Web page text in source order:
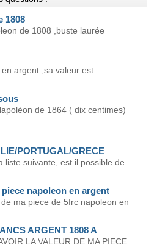
1808
de 1808 ,buste laurée
argent ,sa valeur est
de 1864 ( dix centimes)
PORTUGAL/GRECE
liste suivante, est il possible de
napoleon en argent
ma piece de 5frc napoleon en
ARGENT 1808 A
LA VALEUR DE MA PIECE